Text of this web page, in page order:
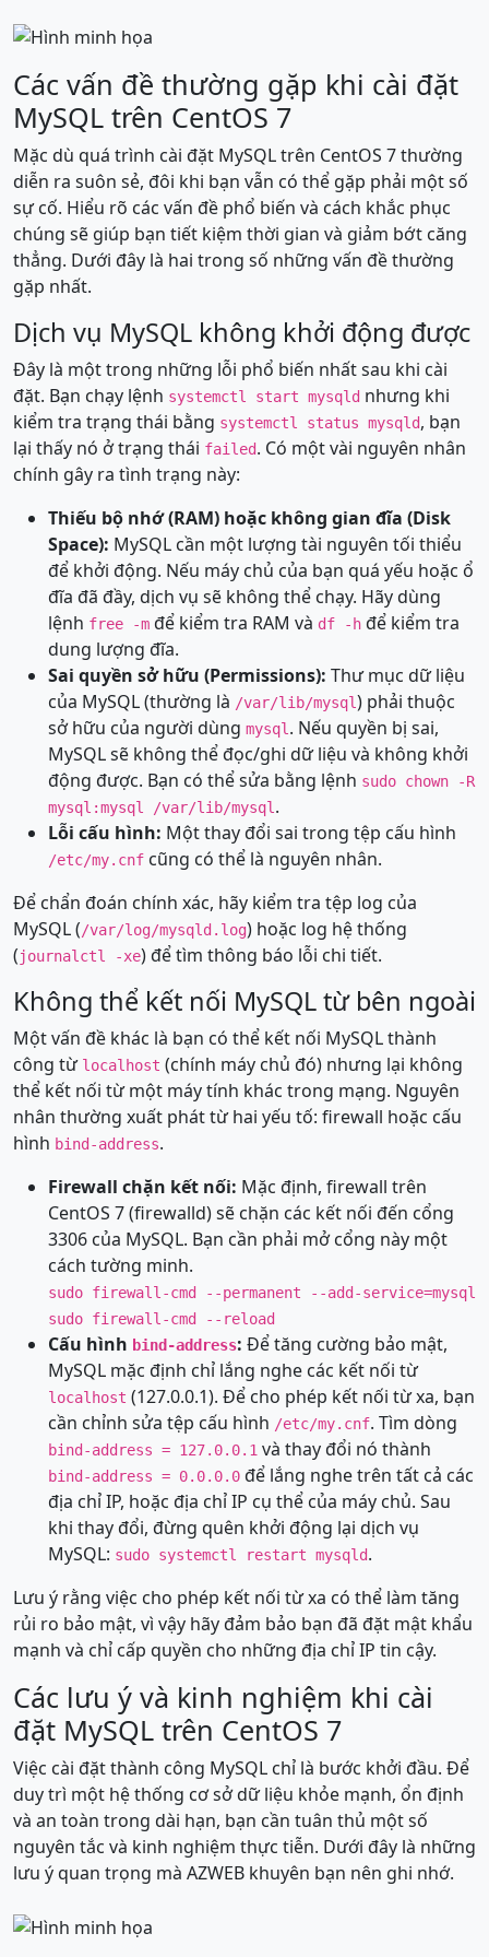
Các vấn đề thường gặp khi cài đặt
MySQL trên CentOS 7
Mặc dù quá trình cài đặt MySQL trên CentOS 7 thường
diễn ra suôn sẻ, đôi khi bạn vẫn có thể gặp phải một số
sự cố. Hiểu rõ các vấn đề phổ biến và cách khắc phục
chúng sẽ giúp bạn tiết kiệm thời gian và giảm bớt căng
thẳng. Dưới đây là hai trong số những vấn đề thường
gặp nhất.
Dịch vụ MySQL không khởi động được
Đây là một trong những lỗi phổ biến nhất sau khi cài
đặt. Bạn chạy lệnh systemctl start mysqld nhưng khi
kiểm tra trạng thái bằng systemctl status mysqld, bạn
lại thấy nó ở trạng thái failed. Có một vài nguyên nhân
chính gây ra tình trạng này:
Thiếu bộ nhớ (RAM) hoặc không gian đĩa (Disk
Space): MySQL cần một lượng tài nguyên tối thiểu
để khởi động. Nếu máy chủ của bạn quá yếu hoặc ổ
đĩa đã đầy, dịch vụ sẽ không thể chạy. Hãy dùng
lệnh free -m để kiểm tra RAM và df -h để kiểm tra
dung lượng đĩa.
Sai quyền sở hữu (Permissions): Thư mục dữ liệu
của MySQL (thường là /var/lib/mysql) phải thuộc
sở hữu của người dùng mysql . Nếu quyền bị sai,
MySQL sẽ không thể đọc/ghi dữ liệu và không khởi
động được. Bạn có thể sửa bằng lệnh sudo chown -R
mysql:mysql /var/lib/mysql .
Lỗi cấu hình: Một thay đổi sai trong tệp cấu hình
/etc/my.cnf cũng có thể là nguyên nhân.
Để chẩn đoán chính xác, hãy kiểm tra tệp log của
MySQL (/var/log/mysqld.log) hoặc log hệ thống
(journalctl -xe) để tìm thông báo lỗi chi tiết.
Không thể kết nối MySQL từ bên ngoài
Một vấn đề khác là bạn có thể kết nối MySQL thành
công từ localhost (chính máy chủ đó) nhưng lại không
thể kết nối từ một máy tính khác trong mạng. Nguyên
nhân thường xuất phát từ hai yếu tố: firewall hoặc cấu
hình bind-address.
Firewall chặn kết nối: Mặc định, firewall trên
CentOS 7 (firewalld) sẽ chặn các kết nối đến cổng
3306 của MySQL. Bạn cần phải mở cổng này một
cách tường minh.
sudo firewall-cmd --permanent --add-service=mysql
sudo firewall-cmd --reload
Cấu hình bind-address: Để tăng cường bảo mật,
MySQL mặc định chỉ lắng nghe các kết nối từ
localhost (127.0.0.1). Để cho phép kết nối từ xa, bạn
cần chỉnh sửa tệp cấu hình /etc/my.cnf. Tìm dòng
bind-address = 127.0.0.1 và thay đổi nó thành
bind-address = 0.0.0.0 để lắng nghe trên tất cả các
địa chỉ IP, hoặc địa chỉ IP cụ thể của máy chủ. Sau
khi thay đổi, đừng quên khởi động lại dịch vụ
MySQL: sudo systemctl restart mysqld.
Lưu ý rằng việc cho phép kết nối từ xa có thể làm tăng
rủi ro bảo mật, vì vậy hãy đảm bảo bạn đã đặt mật khẩu
mạnh và chỉ cấp quyền cho những địa chỉ IP tin cậy.
Các lưu ý và kinh nghiệm khi cài
đặt MySQL trên CentOS 7
Việc cài đặt thành công MySQL chỉ là bước khởi đầu. Để
duy trì một hệ thống cơ sở dữ liệu khỏe mạnh, ổn định
và an toàn trong dài hạn, bạn cần tuân thủ một số
nguyên tắc và kinh nghiệm thực tiễn. Dưới đây là những
lưu ý quan trọng mà AZWEB khuyên bạn nên ghi nhớ.